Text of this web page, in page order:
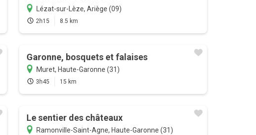
Lézat-sur-Lèze, Ariège (09)
2h15 8.5 km
Garonne, bosquets et falaises
Muret, Haute-Garonne (31)
3h45 15 km
Le sentier des châteaux
Ramonville-Saint-Agne, Haute-Garonne (31)